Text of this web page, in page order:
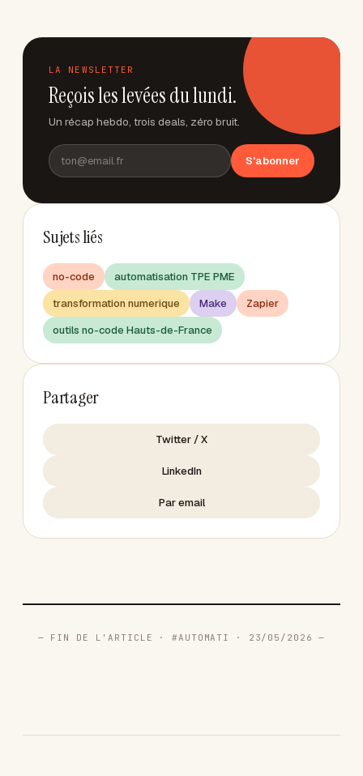
LA NEWSLETTER
Reçois les levées du lundi.
Un récap hebdo, trois deals, zéro bruit.
S'abonner
Sujets liés
no-code
automatisation TPE PME
transformation numerique
Make
Zapier
outils no-code Hauts-de-France
Partager
Twitter / X
LinkedIn
Par email
— FIN DE L'ARTICLE · #AUTOMATI · 23/05/2026 —